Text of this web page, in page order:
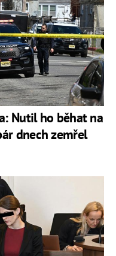
Nutil ho běhat na
dnech zemřel